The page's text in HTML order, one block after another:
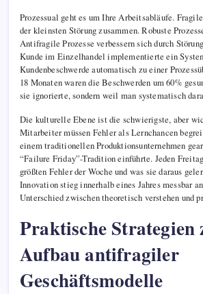
Prozessual geht es um Ihre Arbeitsabläufe.
der kleinsten Störung zusammen. Robuste
Antifragile Prozesse verbessern sich durch
Kunde im Einzelhandel implementierte ein
Kundenbeschwerde automatisch zu einer
18 Monaten waren die Beschwerden um 60%
sie ignorierte, sondern weil man systematisch
Die kulturelle Ebene ist die schwierigste, aber
Mitarbeiter müssen Fehler als Lernchancen
einem traditionellen Produktionsunternehmen
“Failure Friday”-Tradition einführte. Jeden
größten Fehler der Woche und was sie daraus
Innovation stieg innerhalb eines Jahres messbar
Unterschied zwischen theoretisch verstehen und
Praktische Strategien
Aufbau antifragiler
Geschäftsmodelle